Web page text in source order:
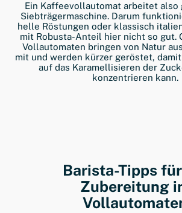
Ein Kaffeevollautomat arbeitet also
Siebträgermaschine. Darum
helle Röstungen oder klassisch
mit Robusta-Anteil hier nicht so gut.
Vollautomaten bringen von Natur
mit und werden kürzer geröstet,
auf das Karamellisieren der
konzentrieren kann.
Barista-Tipps
Zubereitung